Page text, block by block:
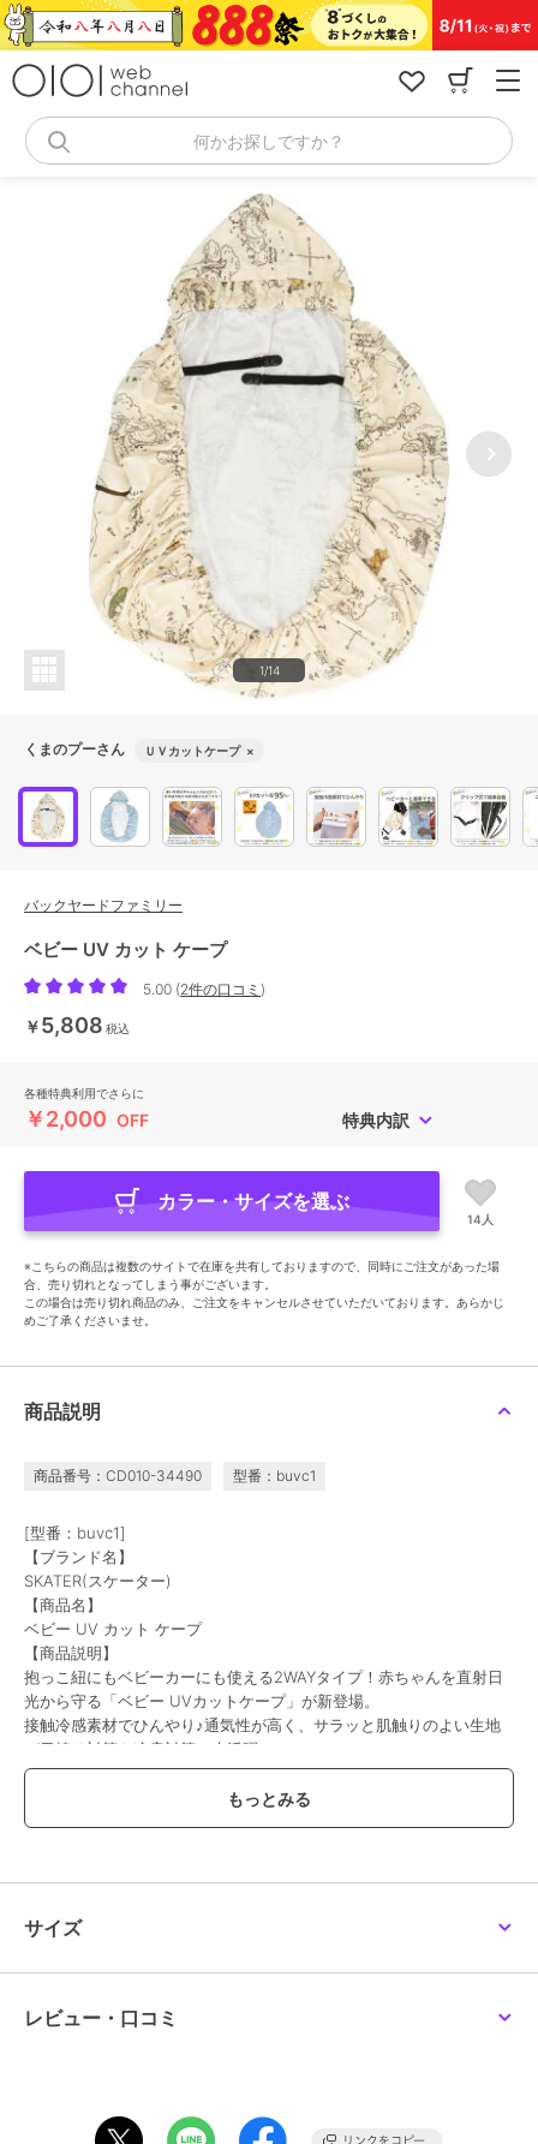
コ
ン
何かお探しですか？
1/14
くまのプーさん ＵＶカットケープ ×
バックヤードファミリー
ベビー UV カット ケープ
5.00 (2件の口コミ )
￥5,808 税込
各種特典利用でさらに
￥2,000 OFF 特典内訳
カラー・サイズを選ぶ
14人
※こちらの商品は複数のサイトで在庫を共有しておりますので、同時にご注文があった場
合、売り切れとなってしまう事がございます。
この場合は売り切れ商品のみ、ご注文をキャンセルさせていただいております。あらかじ
めご了承くださいませ。
商品説明
商品番号：CD010-34490 型番：buvc1
[型番：buvc1]
【ブランド名】
SKATER(スケーター)
【商品名】
ベビー UV カット ケープ
【商品説明】
抱っこ紐にもベビーカーにも使える2WAYタイプ！赤ちゃんを直射日
光から守る「ベビー UVカットケープ」が新登場。
接触冷感素材でひんやり♪通気性が高く、サラッと肌触りのよい生地
が日焼け対策や冷房対策に大活躍！
生地のUVカット率95%以上。真夏の強い日射しを遮って、デリケー
トな赤ちゃんの肌をしっかりとガード。
ベビーカー乗車時のあかちゃんにふわっと被せたり、抱っこ紐使用時
ベビーカーのパイプや抱っこ紐の両側のショルダーベルトに、クリッ
プ式ストラップで簡単装着が可能。
汚れが気になったら、ご家庭で優しく手洗いができるのも嬉しいポイ
ポリエステル
サイズ
レビュー・口コミ